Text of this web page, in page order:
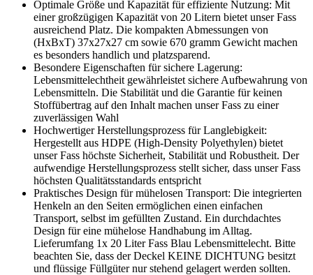
Optimale Größe und Kapazität für effiziente Nutzung: Mit
einer großzügigen Kapazität von 20 Litern bietet unser Fass
ausreichend Platz. Die kompakten Abmessungen von
(HxBxT) 37x27x27 cm sowie 670 gramm Gewicht machen
es besonders handlich und platzsparend.
Besondere Eigenschaften für sichere Lagerung:
Lebensmittelechtheit gewährleistet sichere Aufbewahrung von
Lebensmitteln. Die Stabilität und die Garantie für keinen
Stoffübertrag auf den Inhalt machen unser Fass zu einer
zuverlässigen Wahl
Hochwertiger Herstellungsprozess für Langlebigkeit:
Hergestellt aus HDPE (High-Density Polyethylen) bietet
unser Fass höchste Sicherheit, Stabilität und Robustheit. Der
aufwendige Herstellungsprozess stellt sicher, dass unser Fass
höchsten Qualitätsstandards entspricht
Praktisches Design für mühelosen Transport: Die integrierten
Henkeln an den Seiten ermöglichen einen einfachen
Transport, selbst im gefüllten Zustand. Ein durchdachtes
Design für eine mühelose Handhabung im Alltag.
Lieferumfang 1x 20 Liter Fass Blau Lebensmittelecht. Bitte
beachten Sie, dass der Deckel KEINE DICHTUNG besitzt
und flüssige Füllgüter nur stehend gelagert werden sollten.